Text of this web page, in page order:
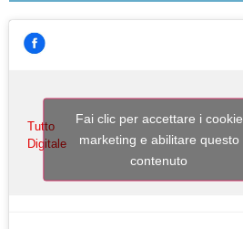
Tutto
Digitale
Fai clic per accettare i cookie
marketing e abilitare questo
contenuto